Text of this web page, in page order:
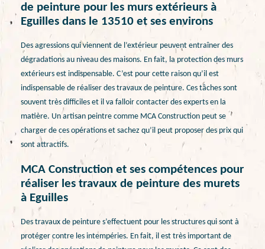
de peinture pour les murs extérieurs à
Eguilles dans le 13510 et ses environs
Des agressions qui viennent de l’extérieur peuvent entraîner des
dégradations au niveau des maisons. En fait, la protection des murs
extérieurs est indispensable. C’est pour cette raison qu’il est
indispensable de réaliser des travaux de peinture. Ces tâches sont
souvent très difficiles et il va falloir contacter des experts en la
matière. Un artisan peintre comme MCA Construction peut se
charger de ces opérations et sachez qu’il peut proposer des prix qui
sont attractifs.
MCA Construction et ses compétences pour
réaliser les travaux de peinture des murets
à Eguilles
Des travaux de peinture s’effectuent pour les structures qui sont à
protéger contre les intempéries. En fait, il est très important de